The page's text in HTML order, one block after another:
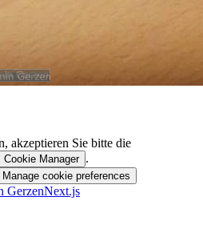
akzeptieren Sie bitte die
Cookie Manager .
Manage cookie preferences
GerzenNext.js